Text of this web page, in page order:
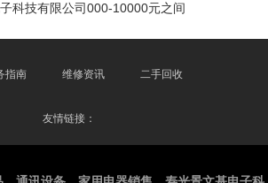
科技有限公司000-10000元之间
指南 维修资讯 二手回收
友情链接：